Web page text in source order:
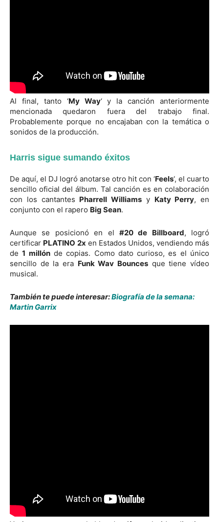
Al final, tanto ‘My Way‘ y la canción anteriormente
mencionada quedaron fuera del trabajo final.
Probablemente porque no encajaban con la temática o
sonidos de la producción.
Harris sigue sumando éxitos
De aquí, el DJ logró anotarse otro hit con ‘Feels‘, el cuarto
sencillo oficial del álbum. Tal canción es en colaboración
con los cantantes Pharrell Williams y Katy Perry, en
conjunto con el rapero Big Sean.
Aunque se posicionó en el #20 de Billboard, logró
certificar PLATINO 2x en Estados Unidos, vendiendo más
de1 millónde copias. Como dato curioso, es el único
sencillo de la era Funk Wav Bounces que tiene vídeo
musical.
También te puede interesar:Biografía de la semana:
Martin Garrix